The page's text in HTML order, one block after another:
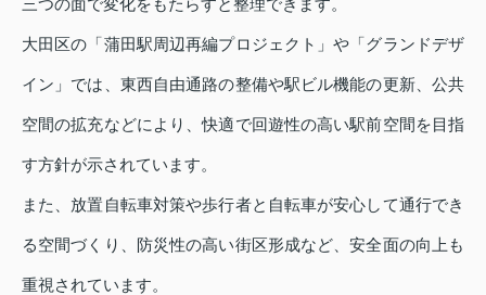
三つの面で変化をもたらすと整理できます。
大田区の「蒲田駅周辺再編プロジェクト」や「グランドデザ
イン」では、東西自由通路の整備や駅ビル機能の更新、公共
空間の拡充などにより、快適で回遊性の高い駅前空間を目指
す方針が示されています。
また、放置自転車対策や歩行者と自転車が安心して通行でき
る空間づくり、防災性の高い街区形成など、安全面の向上も
重視されています。